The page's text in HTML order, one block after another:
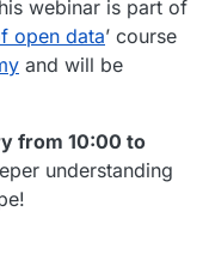
webinar is part of
open data’ course
and will be
from 10:00 to
understanding